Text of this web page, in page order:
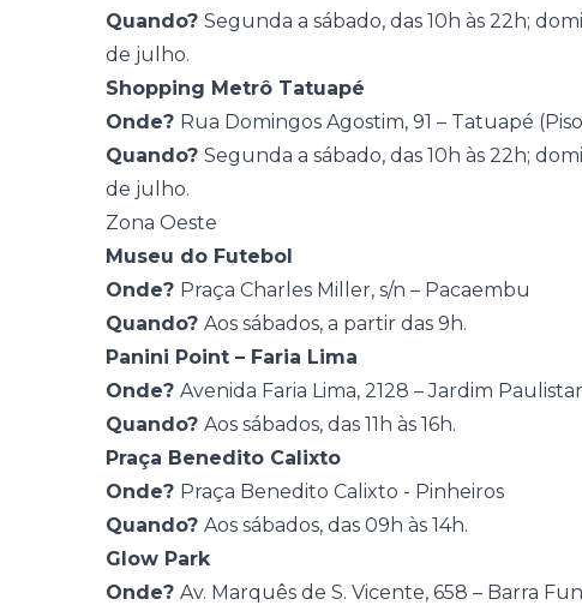
Quando? Segunda a sábado, das 10h às 22h;
de julho.
Shopping Metrô Tatuapé
Onde? Rua Domingos Agostim, 91 – Tatuapé
Quando? Segunda a sábado, das 10h às 22h;
de julho.
Zona Oeste
Museu do Futebol
Onde? Praça Charles Miller, s/n – Pacaembu
Quando? Aos sábados, a partir das 9h.
Panini Point – Faria Lima
Onde? Avenida Faria Lima, 2128 – Jardim
Quando? Aos sábados, das 11h às 16h.
Praça Benedito Calixto
Onde? Praça Benedito Calixto - Pinheiros
Quando? Aos sábados, das 09h às 14h.
Glow Park
Onde? Av. Marquês de S. Vicente, 658 – Barra